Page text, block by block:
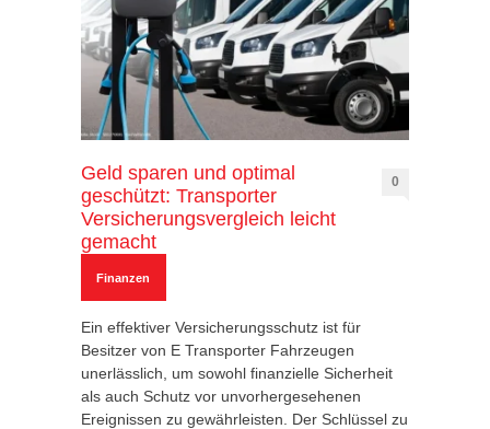
Geld sparen und optimal
geschützt: Transporter
Versicherungsvergleich leicht
gemacht
0
Finanzen
Ein effektiver Versicherungsschutz ist für
Besitzer von E Transporter Fahrzeugen
unerlässlich, um sowohl finanzielle Sicherheit
als auch Schutz vor unvorhergesehenen
Ereignissen zu gewährleisten. Der Schlüssel zu